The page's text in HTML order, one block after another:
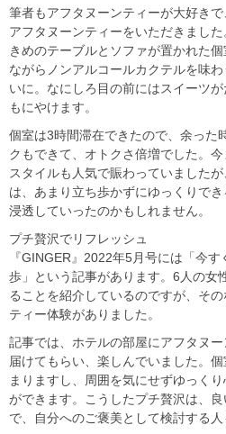
筆者もアフタヌーンティーが大好き
アフタヌーンティーをいただきまし
きめのテーブルとソファが置かれた
ながらノンアルコールカクテルを味
いに。なにしろ目の前にはスイーツ
もにやけます。
個室は3時間滞在できたので、余った
クもできて、オトクさ倍増でした。
スタイルも人気で賑わっていました
は、あまり立ち歩かずにゆっくりで
浸透していったのかもしれません。
プチ贅沢でリフレッシュ
『GINGER』2022年5月号には「今
歩」という記事があります。6人の女
ることを紹介しているのですが、そ
ティー体験がありました。
記事では、ホテルの部屋にアフタヌ
届けてもらい、楽しんでいました。
まりますし、周囲を気にせずゆっく
ができます。こうしたプチ贅沢は、
で、自分へのご褒美として検討する人